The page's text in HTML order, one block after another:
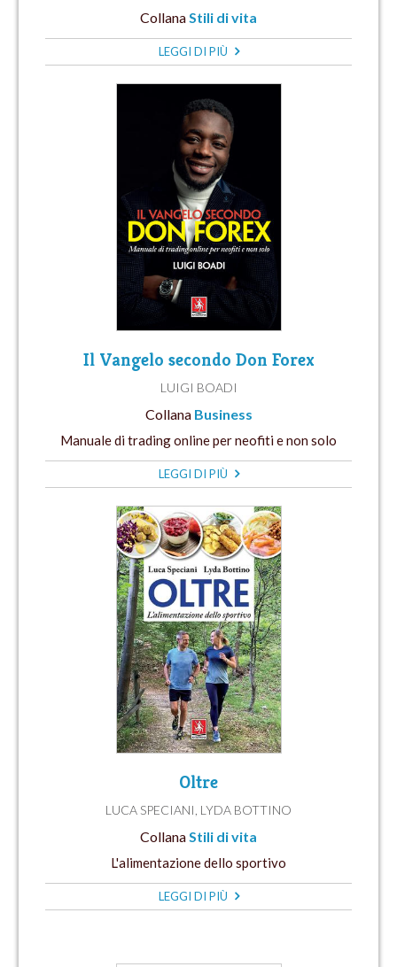
CollanaStili di vita
LEGGI DI PIÙ
Il Vangelo secondo Don Forex
LUIGI BOADI
Collana Business
Manuale di trading online per neofiti e non solo
LEGGI DI PIÙ
Oltre
LUCA SPECIANI LYDA BOTTINO
Collana Stili di vita
L'alimentazione dello sportivo
LEGGI DI PIÙ